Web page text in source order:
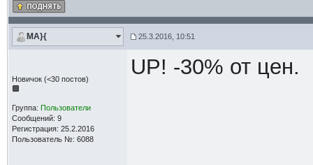
MA}{ 25.3.2016, 10:51
Новичок (<30 постов)
Группа: Пользователи
Сообщений: 9
Регистрация: 25.2.2016
Пользователь №: 6088
UP! -30% от цен.